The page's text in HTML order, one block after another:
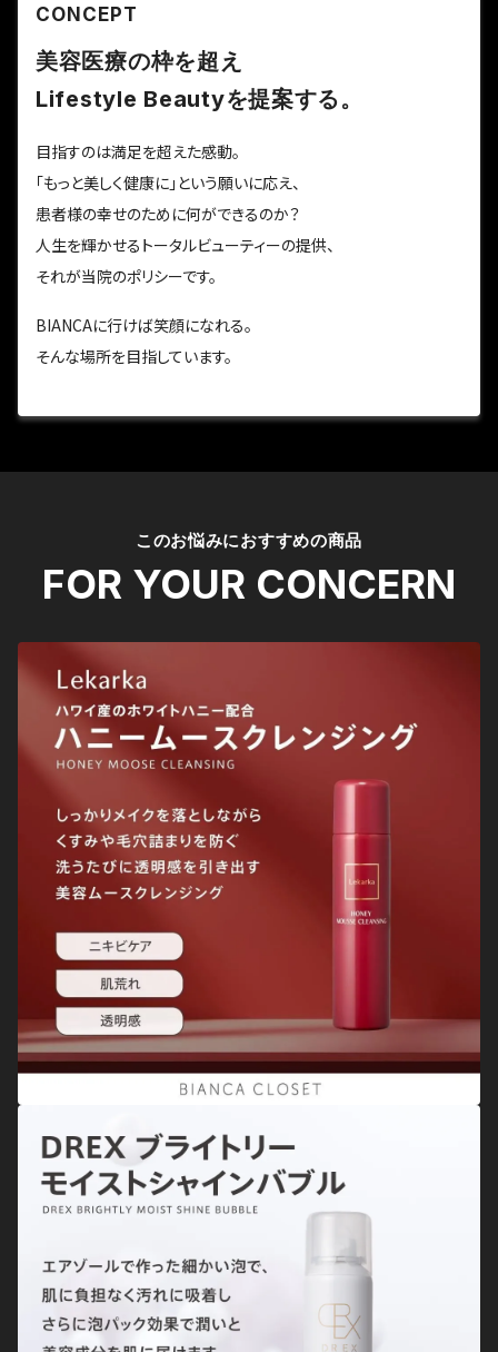
CONCEPT
美容医療の枠を超え
Lifestyle Beautyを提案する。
目指すのは満足を超えた感動。
「もっと美しく健康に」という願いに応え、
患者様の幸せのために何ができるのか？
人生を輝かせるトータルビューティーの提供、
それが当院のポリシーです。
BIANCAに行けば笑顔になれる。
そんな場所を目指しています。
このお悩みにおすすめの商品
FOR YOUR CONCERN